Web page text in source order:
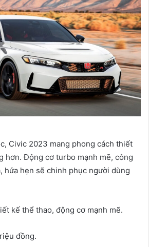
Civic 2023 mang phong cách thiết
hơn. Động cơ turbo mạnh mẽ, công
hứa hẹn sẽ chinh phục người dùng
kế thể thao, động cơ mạnh mẽ.
đồng.